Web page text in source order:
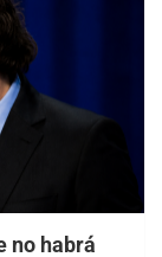
no habrá